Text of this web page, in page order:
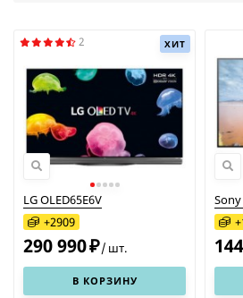
2 ХИТ
LG OLED65E6V
+2909
В КОРЗИНУ
290 990₽/ шт.
Sony
+